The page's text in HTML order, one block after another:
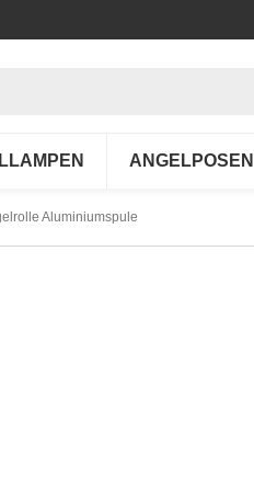
ANGELPOSEN
Aluminiumspule